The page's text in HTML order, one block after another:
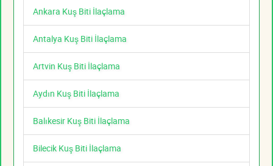
Ankara Kuş Biti İlaçlama
Antalya Kuş Biti İlaçlama
Artvin Kuş Biti İlaçlama
Aydın Kuş Biti İlaçlama
Balıkesir Kuş Biti İlaçlama
Bilecik Kuş Biti İlaçlama